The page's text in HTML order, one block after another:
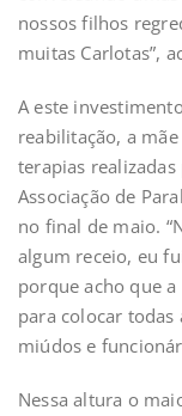
nossos filhos
muitas Carlotas”,
A este
reabilitação, a
terapias
Associação de
no final de maio.
algum receio, eu
porque acho que
para colocar todas
miúdos e
Nessa altura o